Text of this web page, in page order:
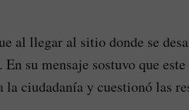
al llegar al sitio donde se
su mensaje sostuvo que
ciudadanía y cuestionó las